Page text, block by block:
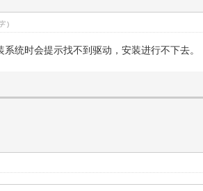
)
统时会提示找不到驱动，安装进行不下去。